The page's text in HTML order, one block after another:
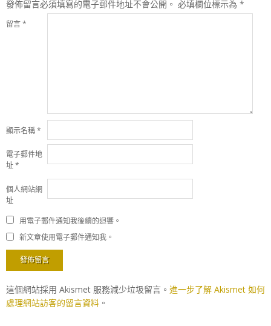
發佈留言必須填寫的電子郵件地址不會公開。 必填欄位標示為 *
留言*
顯示名稱*
電子郵件地
址*
個人網站網
址
用電子郵件通知我後續的迴響。
新文章使用電子郵件通知我。
這個網站採用 Akismet 服務減少垃圾留言。 進一步了解 Akismet 如何
處理網站訪客的留言資料 。